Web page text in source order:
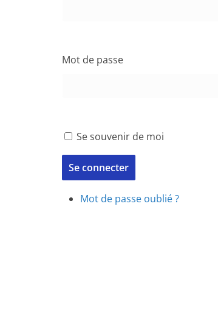
Mot de passe
Se souvenir de moi
Se connecter
Mot de passe oublié ?